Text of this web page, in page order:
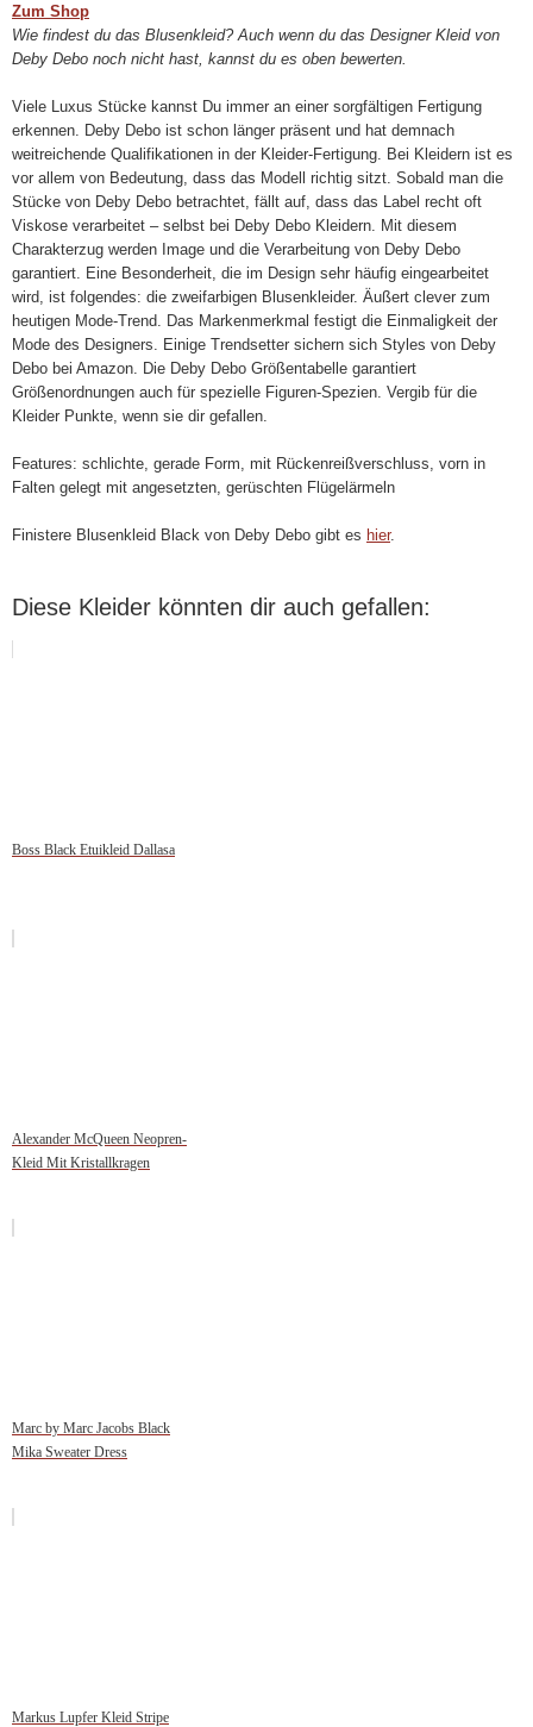
Zum Shop
Wie findest du das Blusenkleid? Auch wenn du das Designer Kleid von
Deby Debo noch nicht hast, kannst du es oben bewerten.
Viele Luxus Stücke kannst Du immer an einer sorgfältigen Fertigung
erkennen. Deby Debo ist schon länger präsent und hat demnach
weitreichende Qualifikationen in der Kleider-Fertigung. Bei Kleidern ist es
vor allem von Bedeutung, dass das Modell richtig sitzt. Sobald man die
Stücke von Deby Debo betrachtet, fällt auf, dass das Label recht oft
Viskose verarbeitet – selbst bei Deby Debo Kleidern. Mit diesem
Charakterzug werden Image und die Verarbeitung von Deby Debo
garantiert. Eine Besonderheit, die im Design sehr häufig eingearbeitet
wird, ist folgendes: die zweifarbigen Blusenkleider. Äußert clever zum
heutigen Mode-Trend. Das Markenmerkmal festigt die Einmaligkeit der
Mode des Designers. Einige Trendsetter sichern sich Styles von Deby
Debo bei Amazon. Die Deby Debo Größentabelle garantiert
Größenordnungen auch für spezielle Figuren-Spezien. Vergib für die
Kleider Punkte, wenn sie dir gefallen.
Features: schlichte, gerade Form, mit Rückenreißverschluss, vorn in
Falten gelegt mit angesetzten, gerüschten Flügelärmeln
Finistere Blusenkleid Black von Deby Debo gibt es hier.
Diese Kleider könnten dir auch gefallen:
Boss Black Etuikleid Dallasa
Alexander McQueen Neopren-
Kleid Mit Kristallkragen
Marc by Marc Jacobs Black
Mika Sweater Dress
Markus Lupfer Kleid Stripe